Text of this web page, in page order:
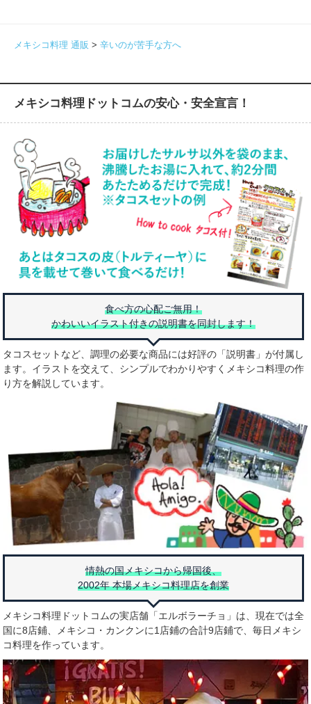
メキシコ料理 通販 > 辛いのが苦手な方へ
メキシコ料理ドットコムの安心・安全宣言！
食べ方の心配ご無用！
かわいいイラスト付きの説明書を同封します！
タコスセットなど、調理の必要な商品には好評の「説明書」が付属し
ます。イラストを交えて、シンプルでわかりやすくメキシコ料理の作
り方を解説しています。
情熱の国メキシコから帰国後、
2002年 本場メキシコ料理店を創業
メキシコ料理ドットコムの実店舗「エルボラーチョ」は、現在では全
国に8店鋪、メキシコ・カンクンに1店鋪の合計9店鋪で、毎日メキシ
コ料理を作っています。